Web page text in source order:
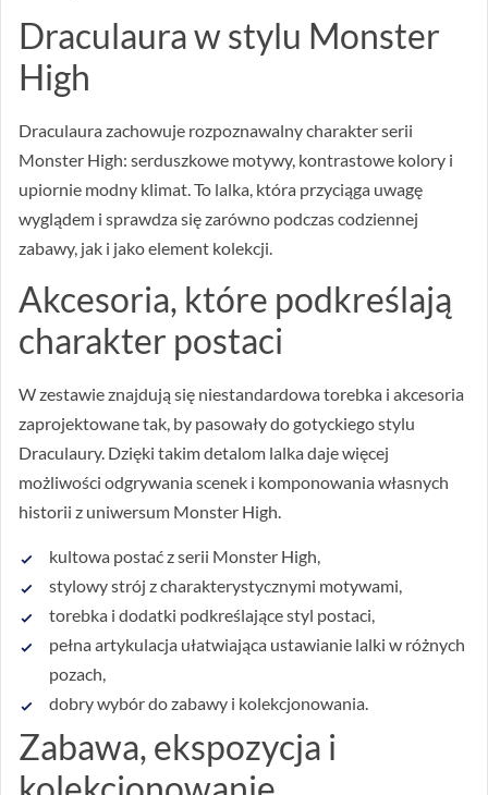
Draculaura w stylu Monster
High
Draculaura zachowuje rozpoznawalny charakter serii
Monster High: serduszkowe motywy, kontrastowe kolory i
upiornie modny klimat. To lalka, która przyciąga uwagę
wyglądem i sprawdza się zarówno podczas codziennej
zabawy, jak i jako element kolekcji.
Akcesoria, które podkreślają
charakter postaci
W zestawie znajdują się niestandardowa torebka i akcesoria
zaprojektowane tak, by pasowały do gotyckiego stylu
Draculaury. Dzięki takim detalom lalka daje więcej
możliwości odgrywania scenek i komponowania własnych
historii z uniwersum Monster High.
kultowa postać z serii Monster High,
stylowy strój z charakterystycznymi motywami,
torebka i dodatki podkreślające styl postaci,
pełna artykulacja ułatwiająca ustawianie lalki w różnych
pozach,
dobry wybór do zabawy i kolekcjonowania.
Zabawa, ekspozycja i